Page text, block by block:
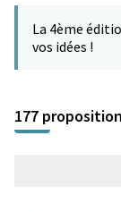
−
La 4ème
vos idées !
177